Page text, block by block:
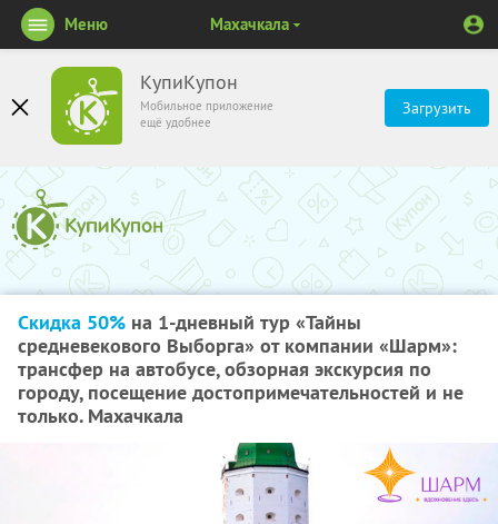
КупиКупон
Мобильное приложение
ещё удобнее
Загрузить
Меню Махачкала
Скидка 50% на 1-дневный тур «Тайны
средневекового Выборга» от компании «Шарм»:
трансфер на автобусе, обзорная экскурсия по
городу, посещение достопримечательностей и не
только. Махачкала